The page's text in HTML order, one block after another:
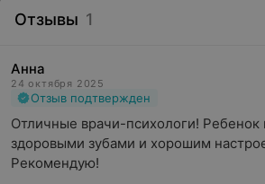
Отзывы 1
Анна
24 октября 2025
Отзыв подтвержден
Отличные врачи-психологи! Ребенок
здоровыми зубами и хорошим
Рекомендую!